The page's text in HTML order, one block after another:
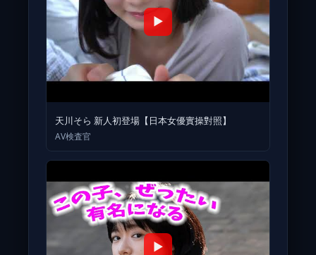
▶
天川そら 新人初登場【日本女優實操對照】
AV検査官
▶